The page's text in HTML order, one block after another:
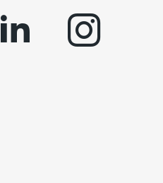
linkedin instagram